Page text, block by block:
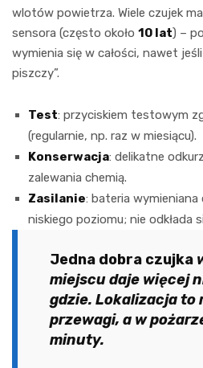
wlotów powietrza. Wiele czujek
sensora (często około 10 lat) –
wymienia się w całości, nawet
piszczy”.
Test: przyciskiem testowym
(regularnie, np. raz w miesiącu).
Konserwacja: delikatne
zalewania chemią.
Zasilanie: bateria wymieniana
niskiego poziomu; nie odkłada
Jedna dobra czujka
miejscu daje więcej
gdzie. Lokalizacja to
przewagi, a w
minuty.